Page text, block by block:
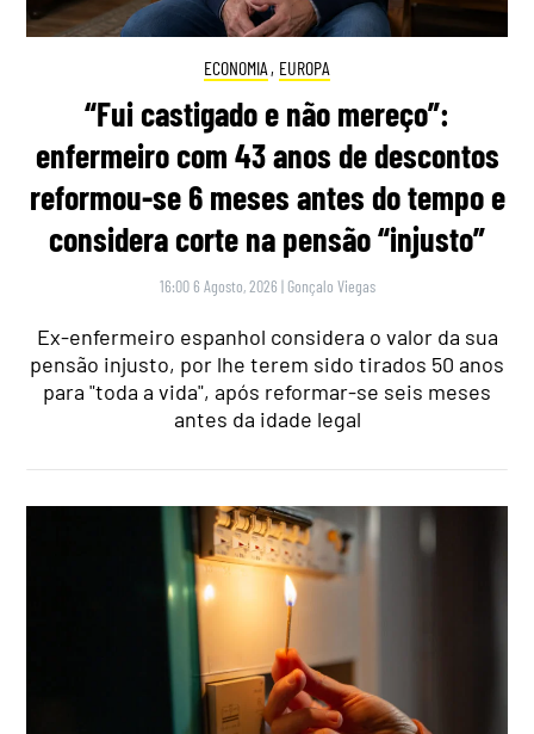
ECONOMIA , EUROPA
“Fui castigado e não mereço”:
enfermeiro com 43 anos de descontos
reformou-se 6 meses antes do tempo e
considera corte na pensão “injusto”
16:00 6 Agosto, 2026 | Gonçalo Viegas
Ex-enfermeiro espanhol considera o valor da sua
pensão injusto, por lhe terem sido tirados 50 anos
para "toda a vida", após reformar-se seis meses
antes da idade legal